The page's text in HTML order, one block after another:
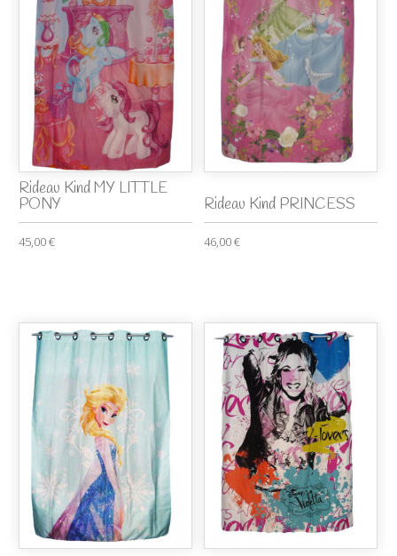
Rideau Kind MY LITTLE
PONY
45,00 €
Rideau Kind PRINCESS
46,00 €